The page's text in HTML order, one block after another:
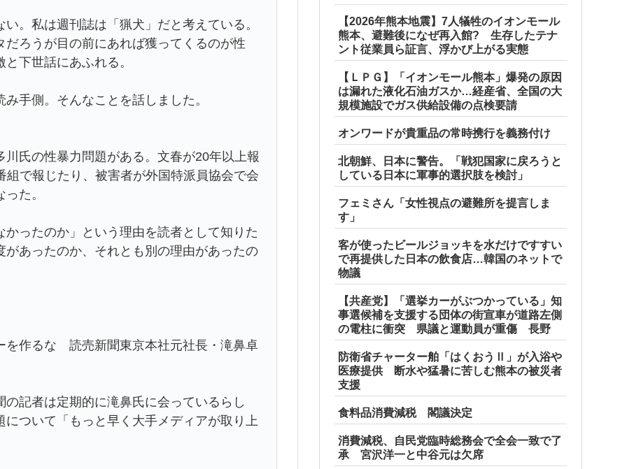
。私は週刊誌は「猟犬」だと考えている。
ろうが目の前にあれば獲ってくるのが性
下世話にあふれる。
手側。そんなことを話しました。
氏の性暴力問題がある。文春が20年以上報
で報じたり、被害者が外国特派員協会で会
た。
ったのか」という理由を読者として知りた
あったのか、それとも別の理由があったの
作るな 読売新聞東京本社元社長・滝鼻卓
記者は定期的に滝鼻氏に会っているらし
ついて「もっと早く大手メディアが取り上
【2026年熊本地震】7人犠牲のイオンモール
熊本、避難後になぜ再入館? 生存したテナ
ント従業員ら証言、浮かび上がる実態
【ＬＰＧ】「イオンモール熊本」爆発の原因
は漏れた液化石油ガスか…経産省、全国の大
規模施設でガス供給設備の点検要請
オンワードが貴重品の常時携行を義務付け
北朝鮮、日本に警告。「戦犯国家に戻ろうと
している日本に軍事的選択肢を検討」
フェミさん「女性視点の避難所を提言しま
す」
客が使ったビールジョッキを水だけですすい
で再提供した日本の飲食店…韓国のネットで
物議
【共産党】「選挙カーがぶつかっている」知
事選候補を支援する団体の街宣車が道路左側
の電柱に衝突 県議と運動員が重傷 長野
防衛省チャーター舶「はくおうⅡ」が入浴や
医療提供 断水や猛暑に苦しむ熊本の被災者
支援
食料品消費減税 閣議決定
消費減税、自民党臨時総務会で全会一致で了
承 宮沢洋一と中谷元は欠席